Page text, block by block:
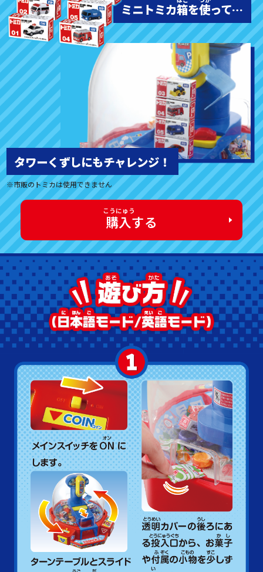
※市販のトミカは使用できません
ミニトミカ箱を使って…
タワーくずしにもチャレンジ！
購入する